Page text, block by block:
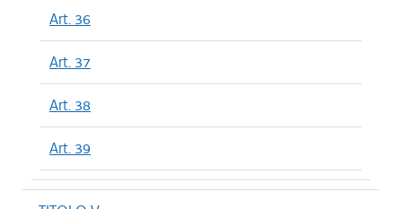
Art. 36
Art. 37
Art. 38
Art. 39